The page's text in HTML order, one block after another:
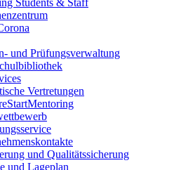
Students & Staff
und Prüfungsverwaltung
Vertretungen
und Qualitätssicherung
und Lageplan